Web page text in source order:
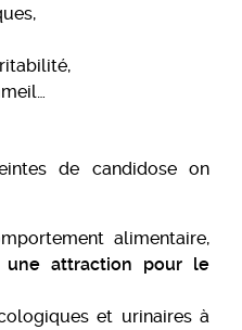
de candidose on
alimentaire,
une attraction pour le
et urinaires à